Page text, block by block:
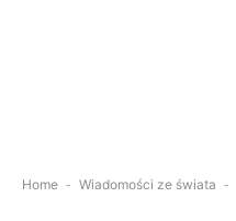
Home - Wiadomości ze świata -